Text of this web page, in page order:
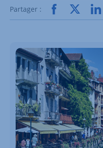
Partager :